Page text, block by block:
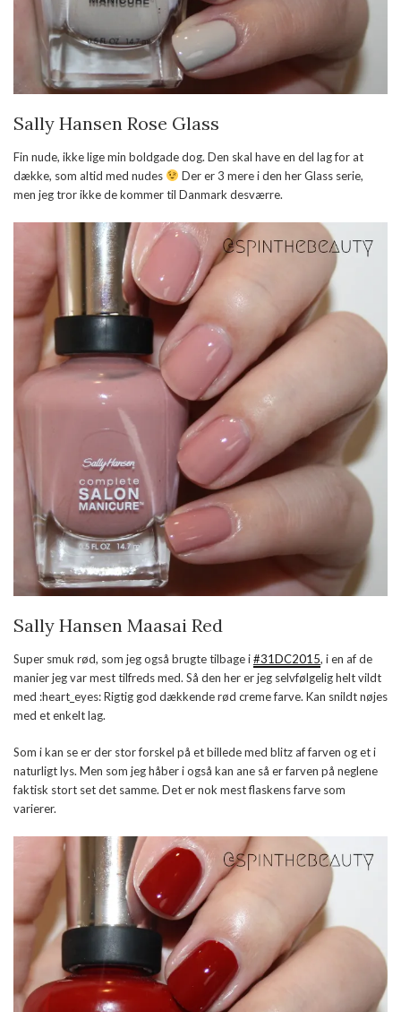
Sally Hansen Rose Glass
Fin nude, ikke lige min boldgade dog. Den skal have en del lag for at
dække, som altid med nudes
Der er 3 mere i den her Glass serie,
men jeg tror ikke de kommer til Danmark desværre.
Sally Hansen Maasai Red
Super smuk rød, som jeg også brugte tilbage i#31DC2015, i en af de
manier jeg var mest tilfreds med. Så den her er jeg selvfølgelig helt vildt
med :heart_eyes: Rigtig god dækkende rød creme farve. Kan snildt nøjes
med et enkelt lag.
Som i kan se er der stor forskel på et billede med blitz af farven og et i
naturligt lys. Men som jeg håber i også kan ane så er farven på neglene
faktisk stort set det samme. Det er nok mest flaskens farve som
varierer.